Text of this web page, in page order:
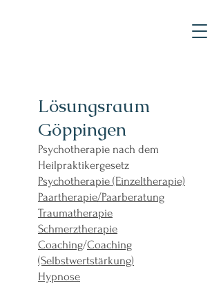
Lösungsraum
Göppingen
Psychotherapie nach dem
Heilpraktikergesetz
Psychotherapie (Einzeltherapie)
Paartherapie/Paarberatung
Traumatherapie
Schmerztherapie
Coaching/Coaching
(Selbstwertstärkung)
Hypnose